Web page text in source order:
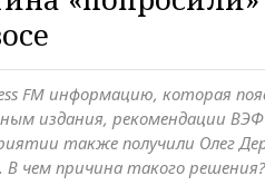
FM информацию, которая
издания, рекомендации
также получили Олег
В чем причина такого решения?